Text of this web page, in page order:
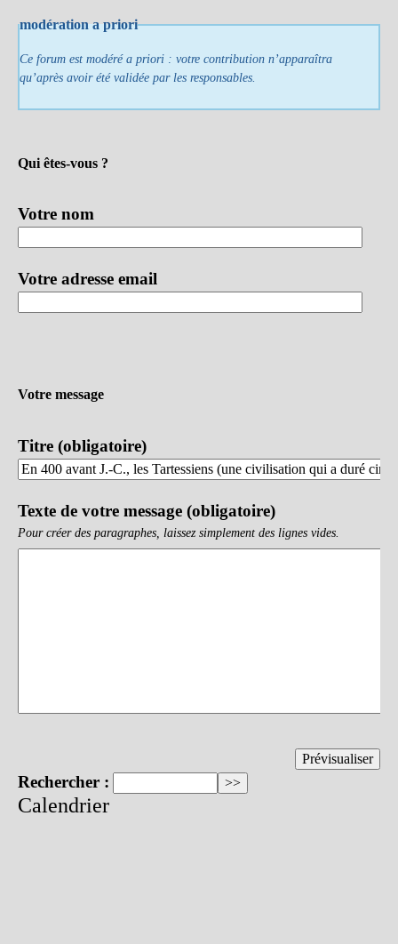
modération a priori
Ce forum est modéré a priori : votre contribution n’apparaîtra
qu’après avoir été validée par les responsables.
Qui êtes-vous ?
Votre nom
Votre adresse email
Votre message
Titre (obligatoire)
Texte de votre message (obligatoire)
Pour créer des paragraphes, laissez simplement des lignes vides.
Rechercher :
Calendrier